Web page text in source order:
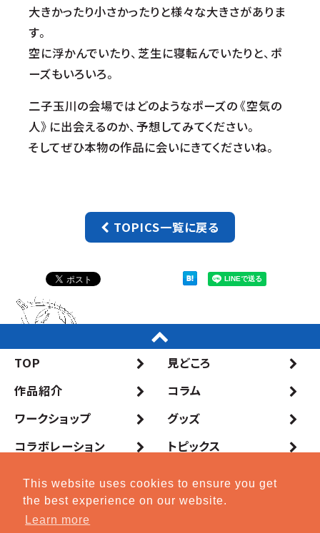
This website uses cookies to ensure you get
the best experience on our website.
Learn more
大きかったり小さかったりと様々な大きさがありま
す。
空に浮かんでいたり、芝生に寝転んでいたりと、ポ
ーズもいろいろ。
二子玉川の会場ではどのようなポーズの《空気の
人》に出会えるのか、予想してみてください。
そしてぜひ本物の作品に会いにきてくださいね。
TOPICS一覧に戻る
TOP
見どころ
作品紹介
コラム
ワークショップ
グッズ
コラボレーション
トピックス
アクセスマップ
プレスの方へ